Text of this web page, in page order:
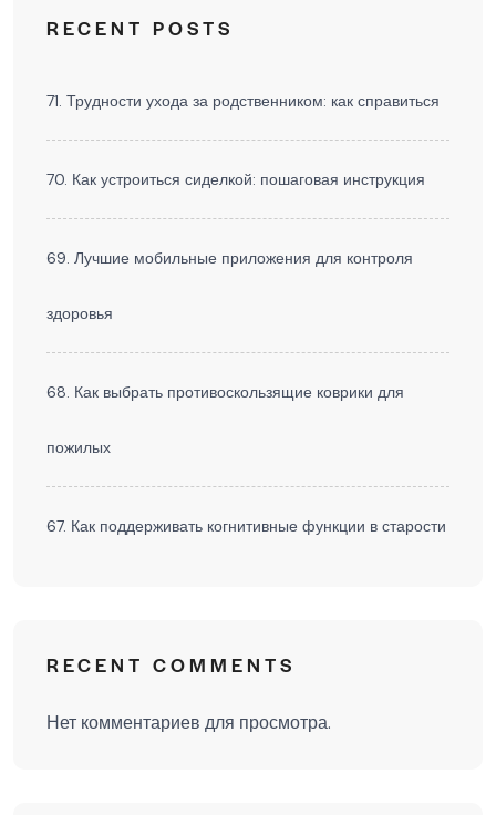
RECENT POSTS
71. Трудности ухода за родственником: как справиться
70. Как устроиться сиделкой: пошаговая инструкция
69. Лучшие мобильные приложения для контроля
здоровья
68. Как выбрать противоскользящие коврики для
пожилых
67. Как поддерживать когнитивные функции в старости
RECENT COMMENTS
Нет комментариев для просмотра.